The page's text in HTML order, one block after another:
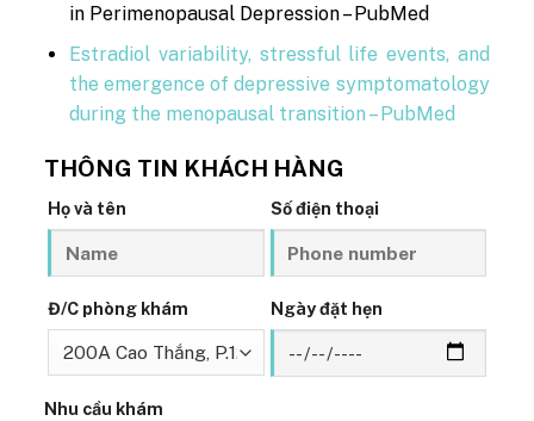
in Perimenopausal Depression – PubMed
Estradiol variability, stressful life events, and
the emergence of depressive symptomatology
during the menopausal transition – PubMed
THÔNG TIN KHÁCH HÀNG
Họ và tên Số điện thoại
Đ/C phòng khám Ngày đặt hẹn
Nhu cầu khám